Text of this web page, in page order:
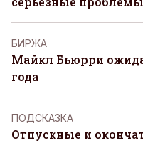
БИРЖА
Майкл Бьюрри
года
ПОДСКАЗКА
Отпускные и